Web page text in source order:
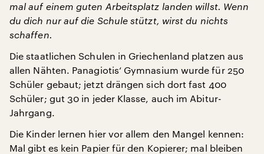
mal auf einem guten Arbeitsplatz landen willst. Wenn
du dich nur auf die Schule stützt, wirst du nichts
schaffen.
Die staatlichen Schulen in Griechenland platzen aus
allen Nähten. Panagiotis‘ Gymnasium wurde für 250
Schüler gebaut; jetzt drängen sich dort fast 400
Schüler; gut 30 in jeder Klasse, auch im Abitur-
Jahrgang.
Die Kinder lernen hier vor allem den Mangel kennen:
Mal gibt es kein Papier für den Kopierer; mal bleiben